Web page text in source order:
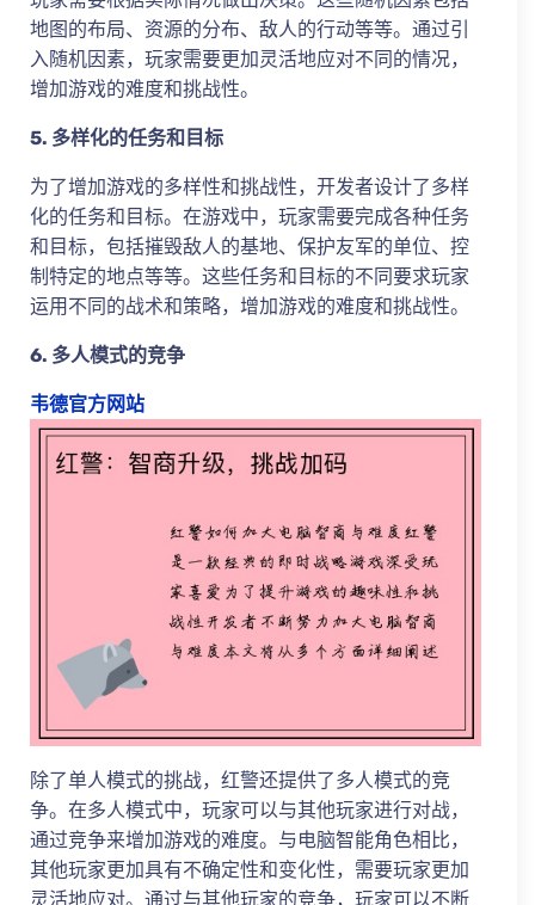
地图的布局、资源的分布、敌人的行动等等。通过引
入随机因素，玩家需要更加灵活地应对不同的情况，
增加游戏的难度和挑战性。
5. 多样化的任务和目标
为了增加游戏的多样性和挑战性，开发者设计了多样
化的任务和目标。在游戏中，玩家需要完成各种任务
和目标，包括摧毁敌人的基地、保护友军的单位、控
制特定的地点等等。这些任务和目标的不同要求玩家
运用不同的战术和策略，增加游戏的难度和挑战性。
6. 多人模式的竞争
韦德官方网站
除了单人模式的挑战，红警还提供了多人模式的竞
争。在多人模式中，玩家可以与其他玩家进行对战，
通过竞争来增加游戏的难度。与电脑智能角色相比，
其他玩家更加具有不确定性和变化性，需要玩家更加
灵活地应对。通过与其他玩家的竞争，玩家可以不断